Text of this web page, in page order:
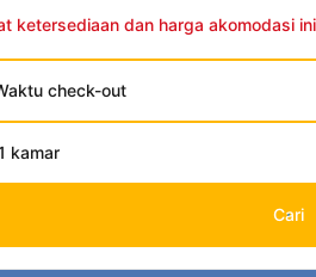
ketersediaan dan harga akomodasi ini
check-out
kamar
Cari